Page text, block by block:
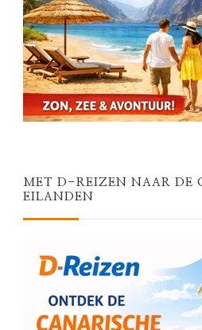
MET D-REIZEN NAAR DE
EILANDEN